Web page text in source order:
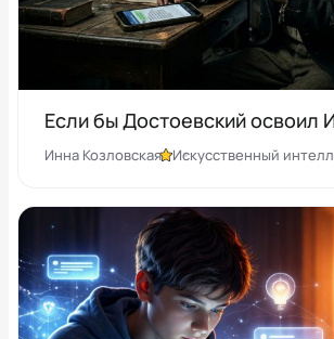
Если бы Достоевский освоил
Инна Козловская Искусственный